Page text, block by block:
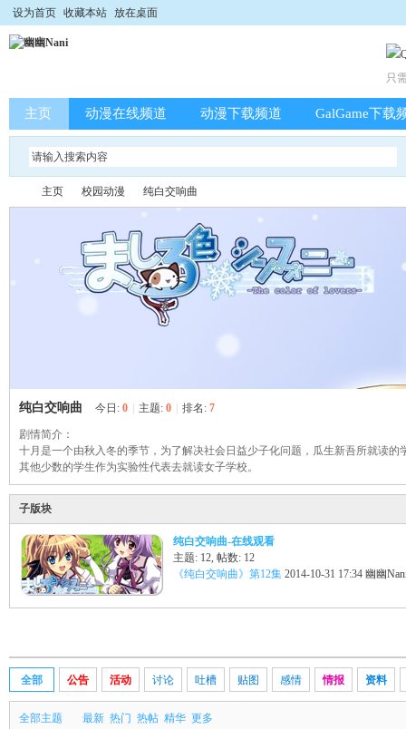
设为首页 收藏本站 放在桌面
只
主页 动漫在线频道 动漫下载频道 GalGame下载
幽
主页
›
校园动漫
›
纯白交响曲
纯白交响曲 今日: 0 主题: 0 排名: 7
剧情简介：
十月是一个由秋入冬的季节，为了解决社会日益少子化问题，瓜生新吾所就读
其他少数的学生作为实验性代表去就读女子学校。
子版块
纯白交响曲-在线观看
主题: 12, 帖数: 12
《纯白交响曲》第12集 2014-10-31 17:34 幽幽
全部 公告 活动 讨论 吐槽 贴图 感情 情报 资料
全部主题 最新 热门 热帖 精华 更多